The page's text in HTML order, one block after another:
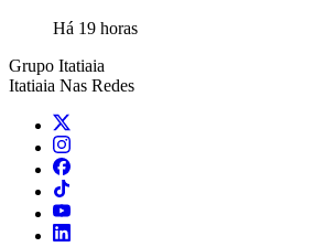
Há 19 horas
Grupo Itatiaia
Itatiaia Nas Redes